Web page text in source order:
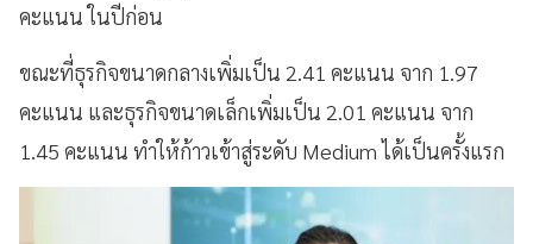
คะแนน ในปีก่อน
ขณะที่ธุรกิจขนาดกลางเพิ่มเป็น 2.41 คะแนน จาก 1.97
คะแนน และธุรกิจขนาดเล็กเพิ่มเป็น 2.01 คะแนน จาก
1.45 คะแนน ทำให้ก้าวเข้าสู่ระดับ Medium ได้เป็นครั้งแรก